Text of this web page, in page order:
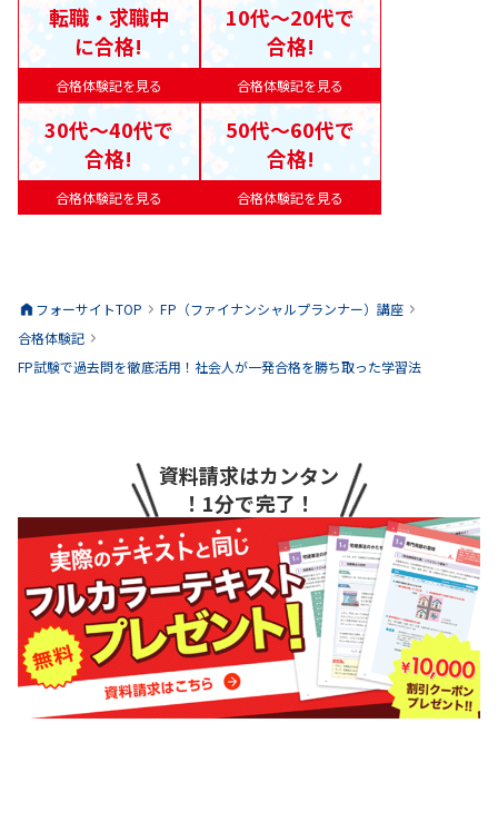
合格体験記を見る
転職・求職中
に合格!
合格体験記を見る
10代〜20代で
合格!
合格体験記を見る
30代〜40代で
合格!
合格体験記を見る
50代〜60代で
合格!
フォーサイトTOP FP（ファイナンシャルプランナー）講座
合格体験記
FP試験で過去問を徹底活用！社会人が一発合格を勝ち取った学習法
資料請求はカンタン
！1分で完了！